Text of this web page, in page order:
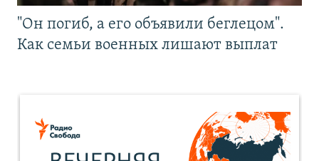
"Он погиб, а его объявили беглецом".
Как семьи военных лишают выплат